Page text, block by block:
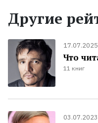
Другие
17.07.2025
Что
11 книг
03.07.2023